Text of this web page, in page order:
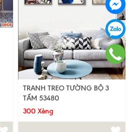
TRANH TREO TƯỜNG BỘ 3
TẤM 53480
300 Xèng